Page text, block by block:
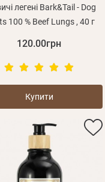
легені Bark&Tail - Dog
100 % Beef Lungs , 40 г
120.00грн
Купити